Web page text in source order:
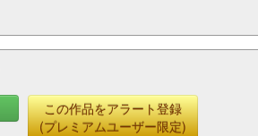
この作品をアラート登録
(プレミアムユーザー限定)